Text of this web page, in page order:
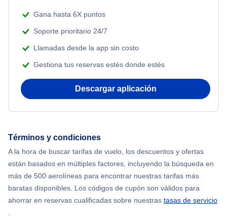
Gana hasta 6X puntos
Soporte prioritario 24/7
Llamadas desde la app sin costo
Gestiona tus reservas estés donde estés
Descargar aplicación
Términos y condiciones
A la hora de buscar tarifas de vuelo, los descuentos y ofertas
están basados en múltiples factores, incluyendo la búsqueda en
más de 500 aerolíneas para encontrar nuestras tarifas más
baratas disponibles. Los códigos de cupón son válidos para
ahorrar en reservas cualificadas sobre nuestras tasas de servicio
.